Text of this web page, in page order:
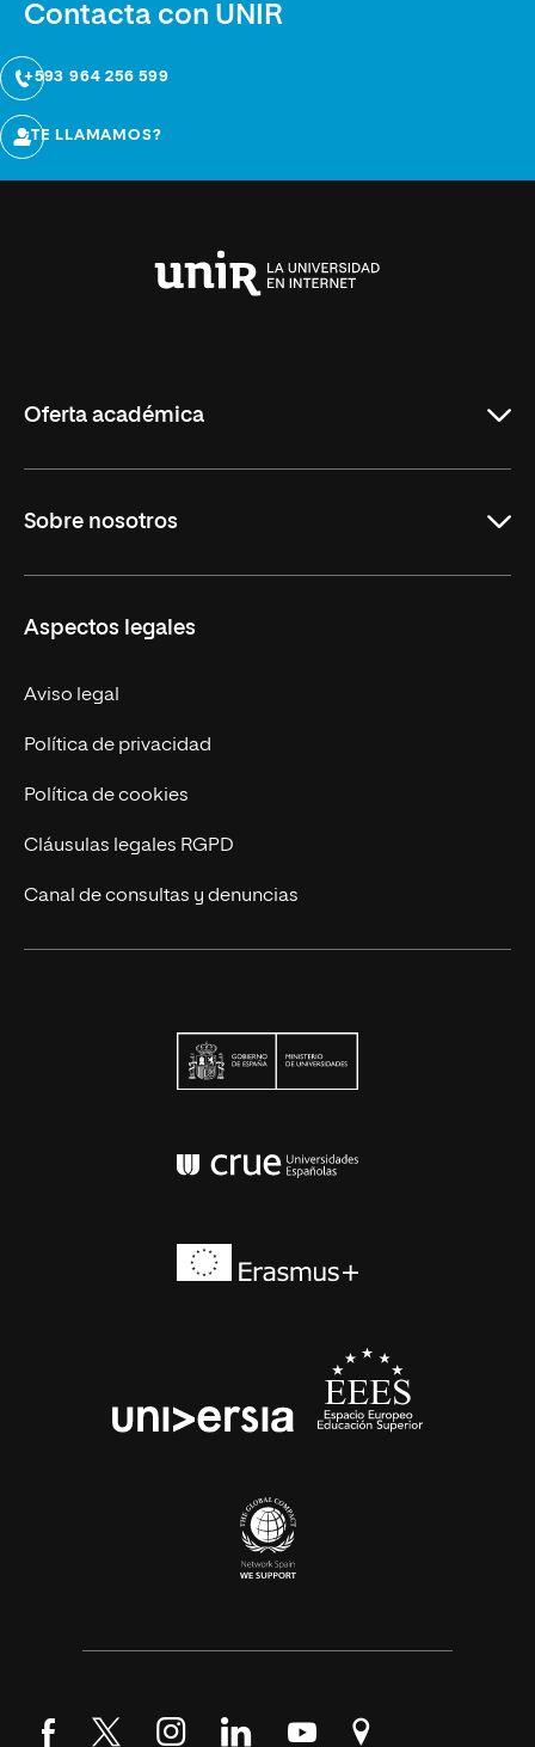
Contacta con UNIR
+593 964 256 599
¿TE LLAMAMOS?
Oferta académica
Formación Continua
Sobre nosotros
Trabaja en UNIR
Actualidad
Contáctanos
Aspectos legales
Aviso legal
Política de privacidad
Política de cookies
Cláusulas legales RGPD
Canal de consultas y denuncias
Síguenos en Facebook
Síguenos en Twitter
Síguenos en Instagram
Síguenos en LinkedIn
Síguenos en YouTube
Encuéntranos en